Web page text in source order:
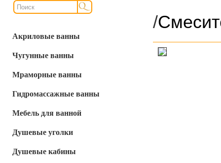
Акриловые ванны
Чугунные ванны
Мраморные ванны
Гидромассажные ванны
Мебель для ванной
Душевые уголки
Душевые кабины
/